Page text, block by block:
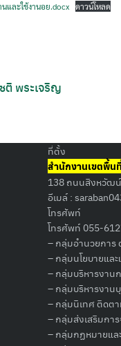
และใช้งานอย.docx ดาวน์โหลด
ติ พระเจริญ
ที่ตั้ง
สำนักงานเขตพื้น
138 ถนนสิงหวัฒน์
อีเมล์ :
โทรศัพท์
โทรศัพท์ 055-
– กลุ่มอำนวยการ
– กลุ่มนโยบายแล
– กลุ่มบริหารงาน
– กลุ่มบริหารงาน
– กลุ่มนิเทศ ติดต
– กลุ่มส่งเสริมกา
– กลุ่มกฏหมายแล